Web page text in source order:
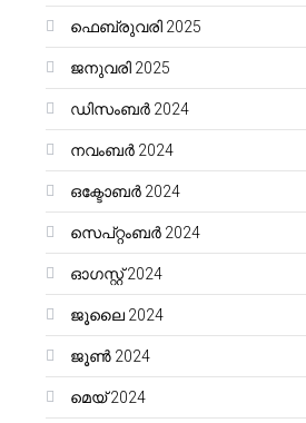
ഫെബ്രുവരി 2025
ജനുവരി 2025
ഡിസംബർ 2024
നവംബർ 2024
ഒക്ടോബർ 2024
സെപ്റ്റംബർ 2024
ഓഗസ്റ്റ്‌ 2024
ജൂലൈ 2024
ജൂൺ 2024
മെയ്‌ 2024